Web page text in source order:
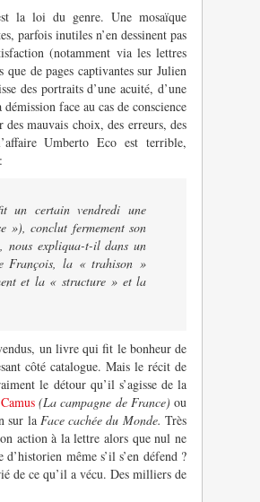
la loi du genre. Une mosaïque
parfois inutiles n’en dessinent pas
(notamment via les lettres
que de pages captivantes sur Julien
des portraits d’une acuité, d’une
face au cas de conscience
mauvais choix, des erreurs, des
Umberto Eco est terrible,
un certain vendredi une
»), conclut fermement son
nous expliqua-t-il dans un
François, la « trahison »
et la « structure » et la
un livre qui fit le bonheur de
côté catalogue. Mais le récit de
le détour qu’il s’agisse de la
(La campagne de France) ou
sur la Face cachée du Monde. Très
action à la lettre alors que nul ne
même s’il s’en défend ?
de ce qu’il a vécu. Des milliers de